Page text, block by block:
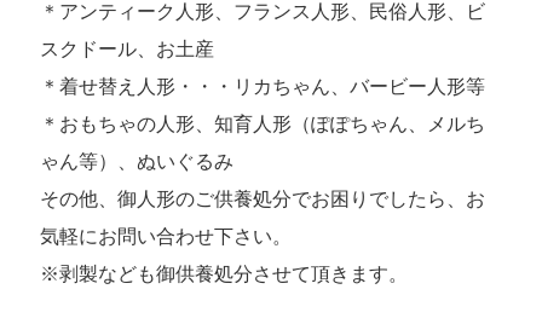
＊アンティーク人形、フランス人形、民俗人形、ビ
スクドール、お土産
＊着せ替え人形・・・リカちゃん、バービー人形等
＊おもちゃの人形、知育人形（ぽぽちゃん、メルち
ゃん等）、ぬいぐるみ
その他、御人形のご供養処分でお困りでしたら、お
気軽にお問い合わせ下さい。
※剥製なども御供養処分させて頂きます。